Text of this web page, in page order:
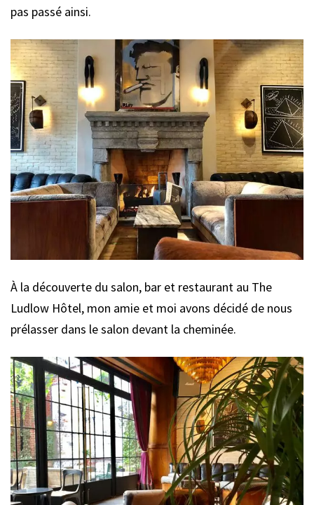
pas passé ainsi.
À la découverte du salon, bar et restaurant au The
Ludlow Hôtel, mon amie et moi avons décidé de nous
prélasser dans le salon devant la cheminée.